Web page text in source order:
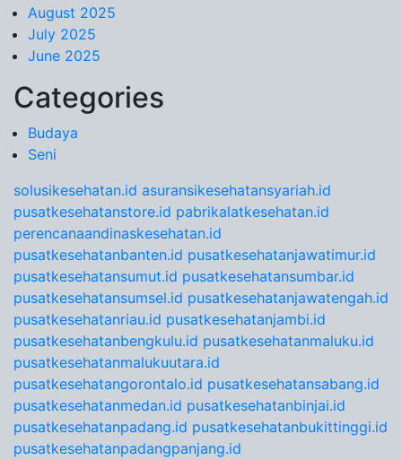
August 2025
July 2025
June 2025
Categories
Budaya
Seni
solusikesehatan.id asuransikesehatansyariah.id
pusatkesehatanstore.id pabrikalatkesehatan.id
perencanaandinaskesehatan.id
pusatkesehatanbanten.id pusatkesehatanjawatimur.id
pusatkesehatansumut.id pusatkesehatansumbar.id
pusatkesehatansumsel.id pusatkesehatanjawatengah.id
pusatkesehatanriau.id pusatkesehatanjambi.id
pusatkesehatanbengkulu.id pusatkesehatanmaluku.id
pusatkesehatanmalukuutara.id
pusatkesehatangorontalo.id pusatkesehatansabang.id
pusatkesehatanmedan.id pusatkesehatanbinjai.id
pusatkesehatanpadang.id pusatkesehatanbukittinggi.id
pusatkesehatanpadangpanjang.id